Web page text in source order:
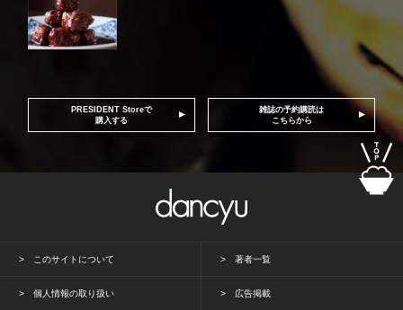
PRESIDENT Storeで
購入する
雑誌の予約購読は
こちらから
このサイトについて 著者一覧
個人情報の取り扱い 広告掲載